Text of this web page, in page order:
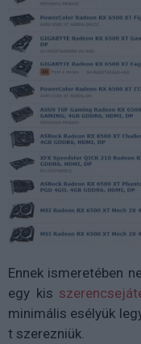
Ennek ismeretében
egy kis
minimális esélyük
t szerezniük.